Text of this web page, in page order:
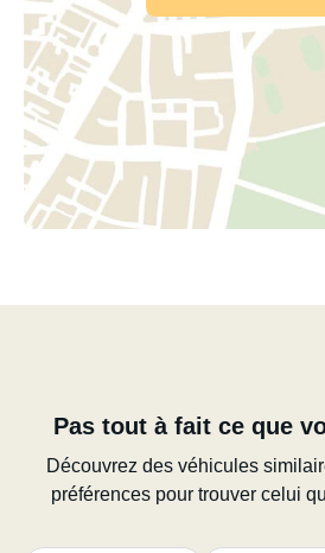
Pas tout à fait ce que
Découvrez des véhicules
préférences pour trouver celui